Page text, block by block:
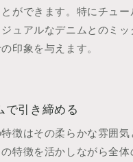
ができます。特にチュー
ュアルなデニムとのミ
印象を与えます。
で引き締める
徴はその柔らかな雰囲気
特徴を活かしながら全体